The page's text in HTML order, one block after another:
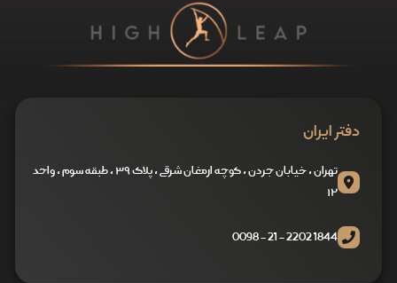
دفتر ایران
تهران ، خیابان جردن ، کوچه ارمغان شرقی ، پلاک ۳۹ ، طبقه سوم ، واحد
۱۲
1844 2202 - 21 - 0098